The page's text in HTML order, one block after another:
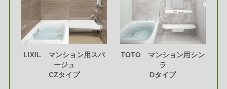
LIXIL マンション用スパ
ージュ
CZタイプ
TOTO マンション用シン
ラ
Dタイプ